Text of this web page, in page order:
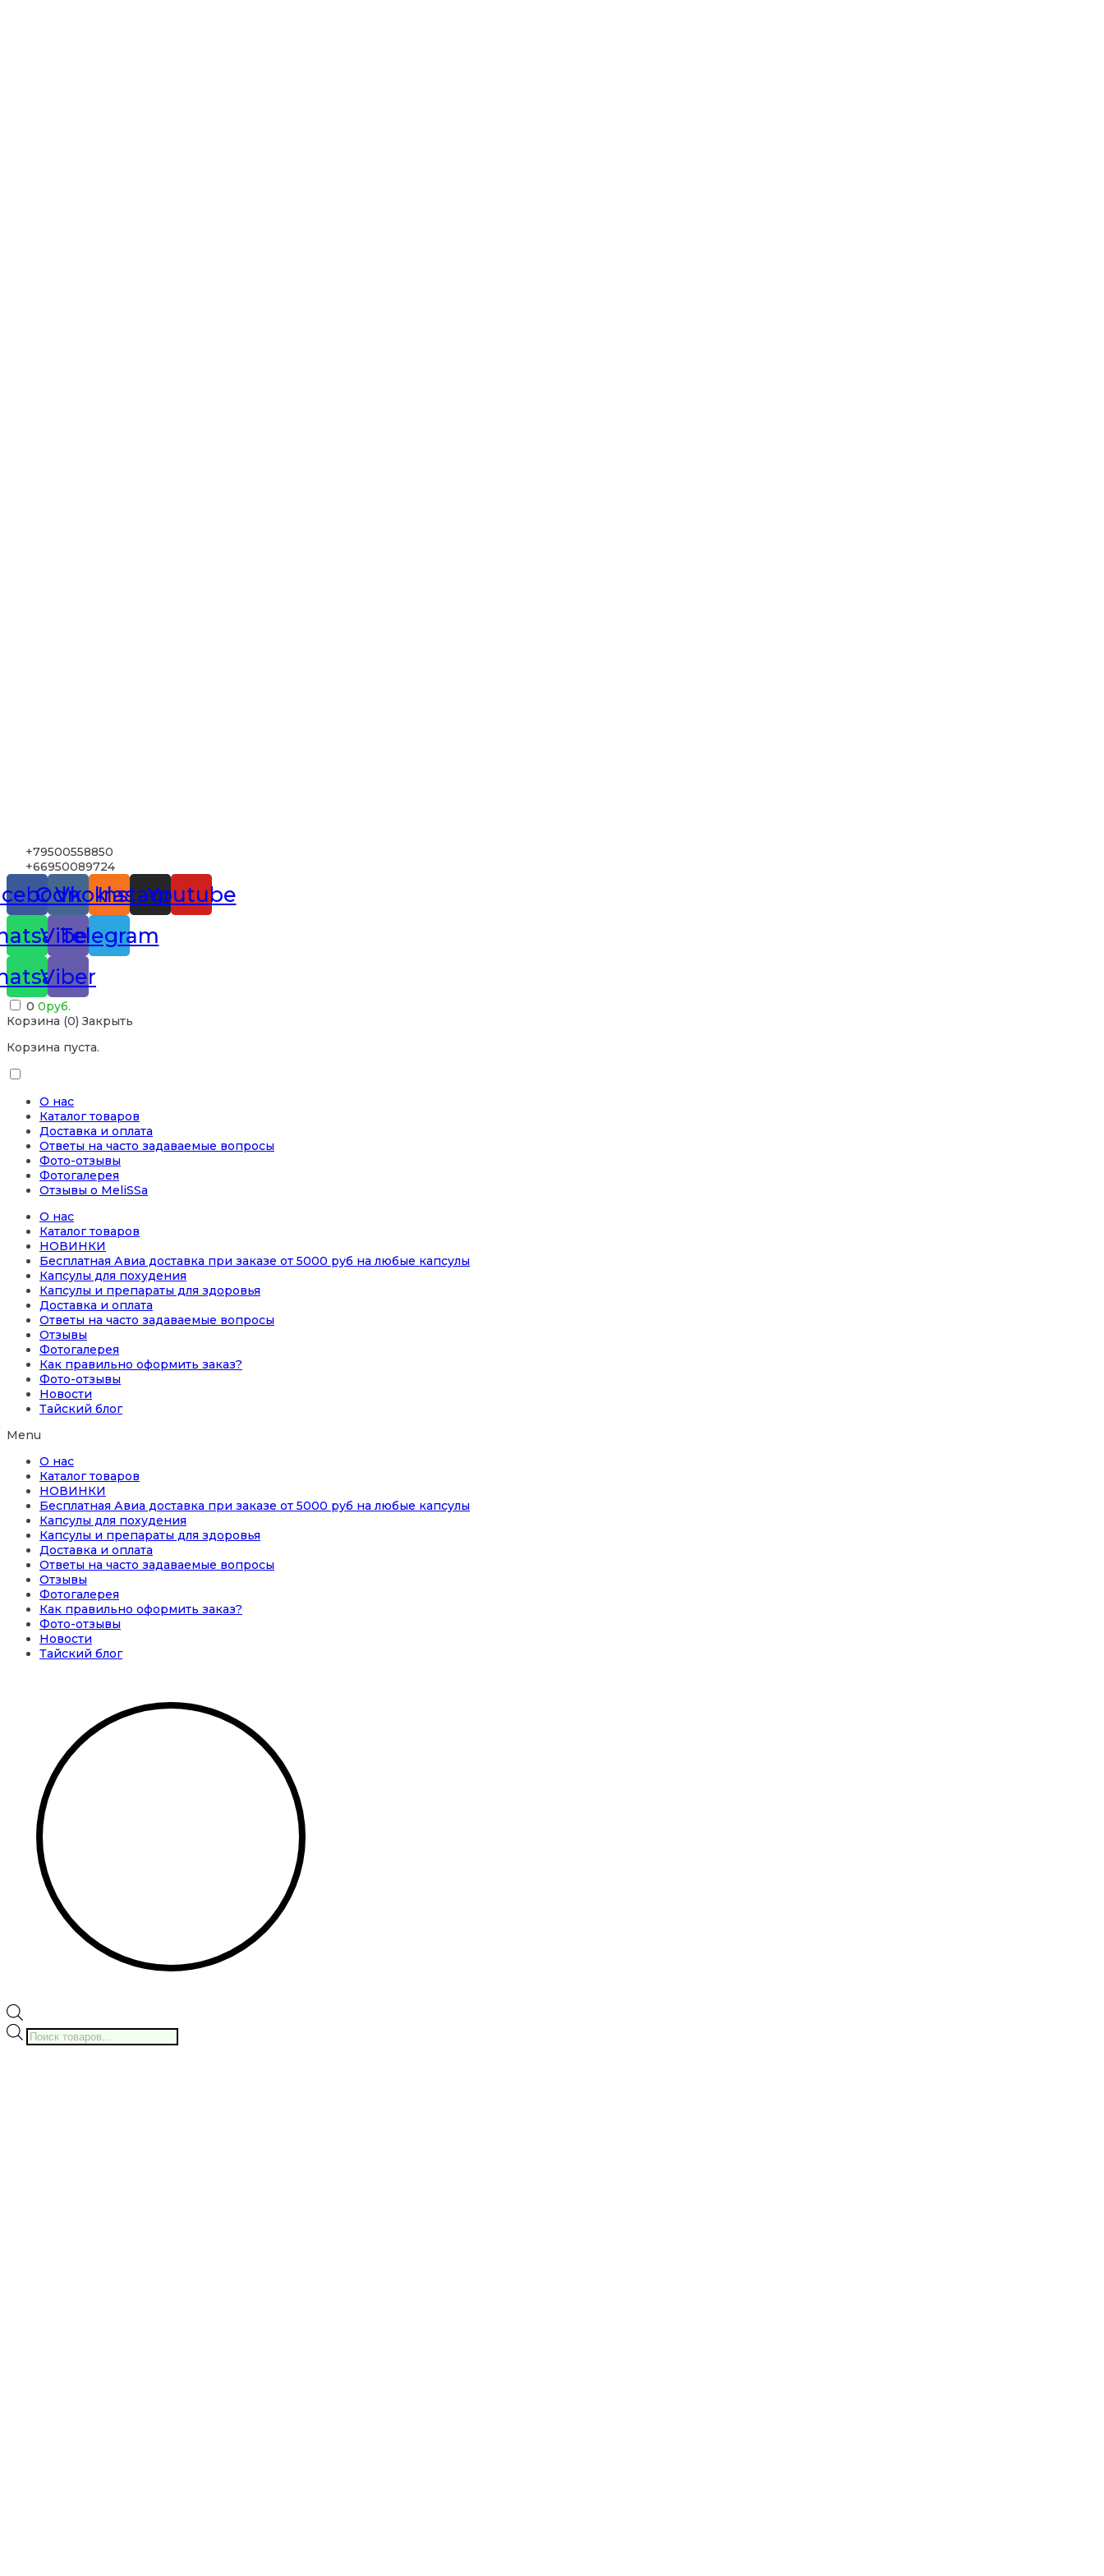
+79500558850
+66950089724
Vk
Odnoklassniki
Instagram
Youtube
Viber
Telegram
Viber
0 0руб.
Корзина (0) Закрыть
Корзина пуста.
О нас
Каталог товаров
Доставка и оплата
Ответы на часто задаваемые вопросы
Фото-отзывы
Фотогалерея
Отзывы о MeliSSa
О нас
Каталог товаров
НОВИНКИ
Бесплатная Авиа доставка при заказе от 5000 руб на любые капсулы
Капсулы для похудения
Капсулы и препараты для здоровья
Доставка и оплата
Ответы на часто задаваемые вопросы
Отзывы
Фотогалерея
Как правильно оформить заказ?
Фото-отзывы
Новости
Тайский блог
Menu
О нас
Каталог товаров
НОВИНКИ
Бесплатная Авиа доставка при заказе от 5000 руб на любые капсулы
Капсулы для похудения
Капсулы и препараты для здоровья
Доставка и оплата
Ответы на часто задаваемые вопросы
Отзывы
Фотогалерея
Как правильно оформить заказ?
Фото-отзывы
Новости
Тайский блог
Поиск
товаров